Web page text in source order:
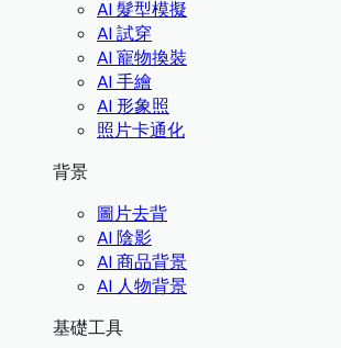
AI 髮型模擬
AI 試穿
AI 寵物換裝
AI 手繪
AI 形象照
照片卡通化
背景
圖片去背
AI 陰影
AI 商品背景
AI 人物背景
基礎工具